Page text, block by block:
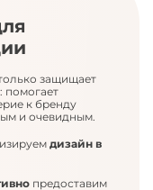
защищает
помогает
к бренду
и очевидным.
дизайн в
предоставим